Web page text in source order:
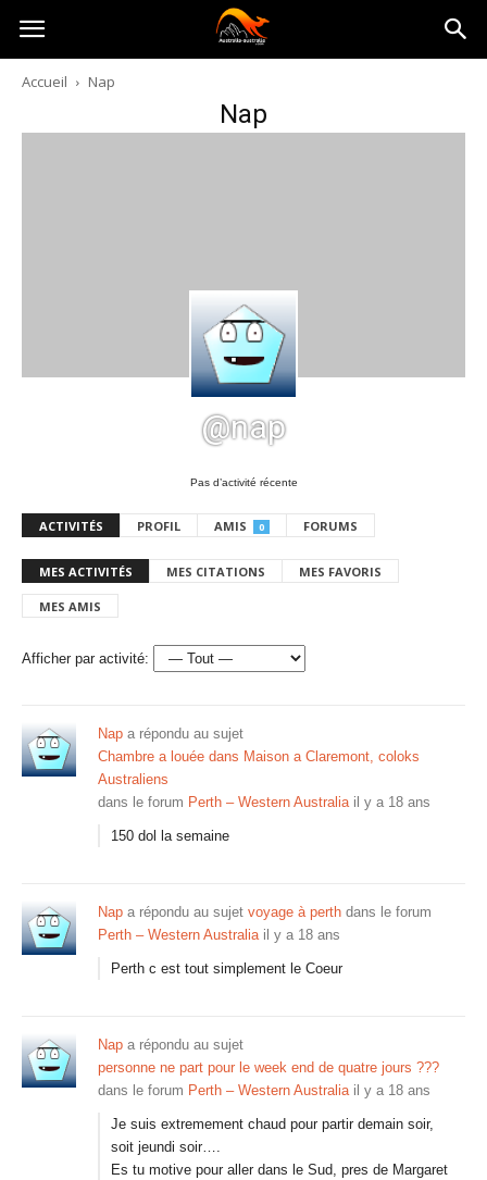
Australia-
australie.com
Accueil Nap
Nap
@nap
Pas d’activité récente
ACTIVITÉS PROFIL AMIS 0 FORUMS
MES ACTIVITÉS MES CITATIONS MES FAVORIS
MES AMIS
Afficher par activité:
Nap a répondu au sujet
Chambre a louée dans Maison a Claremont, coloks
Australiens
dans le forum Perth – Western Australia il y a 18 ans
150 dol la semaine
Nap a répondu au sujet voyage à perth dans le forum
Perth – Western Australia il y a 18 ans
Perth c est tout simplement le Coeur
Nap a répondu au sujet
personne ne part pour le week end de quatre jours ???
dans le forum Perth – Western Australia il y a 18 ans
Je suis extremement chaud pour partir demain soir,
soit jeundi soir….
Es tu motive pour aller dans le Sud, pres de Margaret